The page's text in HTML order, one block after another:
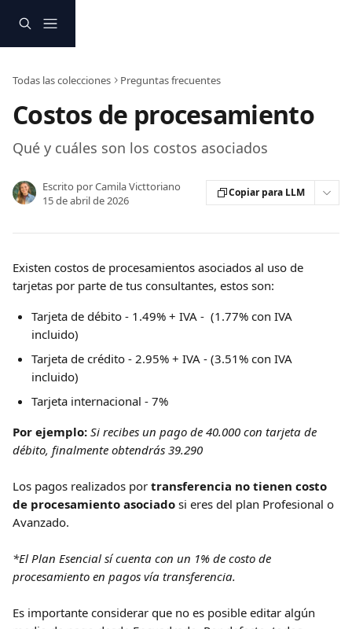
Todas las colecciones Preguntas frecuentes
Costos de procesamiento
Qué y cuáles son los costos asociados
Escrito porCamila Victtoriano
15 de abril de 2026
Copiar para LLM
Existen costos de procesamientos asociados al uso de
tarjetas por parte de tus consultantes, estos son:
Tarjeta de débito - 1.49% + IVA -  (1.77% con IVA
incluido)
Tarjeta de crédito - 2.95% + IVA - (3.51% con IVA
incluido)
Tarjeta internacional - 7%
Por ejemplo: Si recibes un pago de 40.000 con tarjeta de
débito, finalmente obtendrás 39.290
Los pagos realizados por transferencia no tienen costo
de procesamiento asociado si eres del plan Profesional o
Avanzado.
*El Plan Esencial sí cuenta con un 1% de costo de
procesamiento en pagos vía transferencia.
Es importante considerar que no es posible editar algún